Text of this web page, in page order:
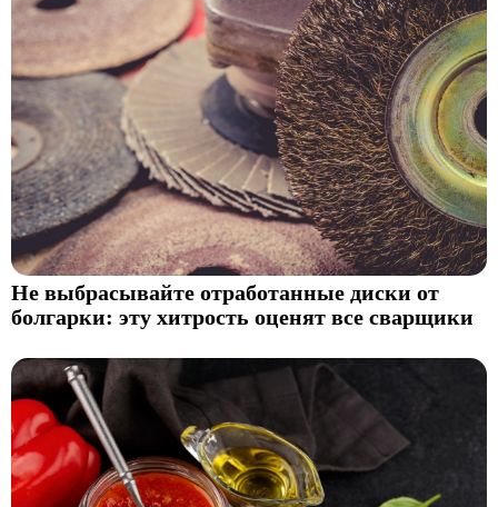
Не выбрасывайте отработанные диски от
болгарки: эту хитрость оценят все сварщики